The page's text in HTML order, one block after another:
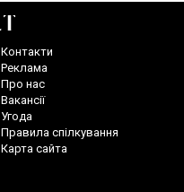
Контакти
Реклама
Про нас
Вакансії
Угода
Правила спілкування
Карта сайта